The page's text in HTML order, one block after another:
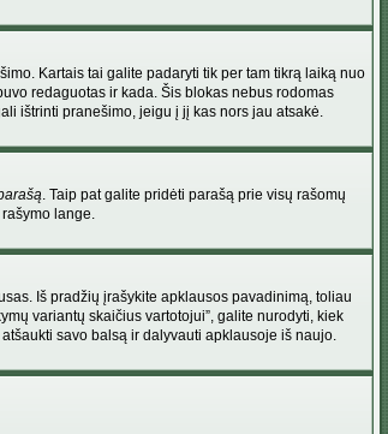
Kartais tai galite padaryti tik per tam tikrą laiką nuo
redaguotas ir kada. Šis blokas nebus rodomas
ištrinti pranešimo, jeigu į jį kas nors jau atsakė.
. Taip pat galite pridėti parašą prie visų rašomų
lange.
Iš pradžių įrašykite apklausos pavadinimą, toliau
variantų skaičius vartotojui”, galite nurodyti, kiek
savo balsą ir dalyvauti apklausoje iš naujo.